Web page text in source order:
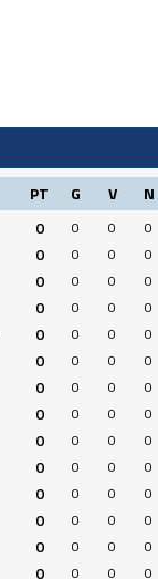
PT G V N
0 0 0 0
0 0 0 0
0 0 0 0
0 0 0 0
0 0 0 0
0 0 0 0
0 0 0 0
0 0 0 0
0 0 0 0
0 0 0 0
0 0 0 0
0 0 0 0
0 0 0 0
0 0 0 0